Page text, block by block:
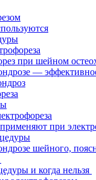
при шейном
—
при
шейного,
и когда нельзя